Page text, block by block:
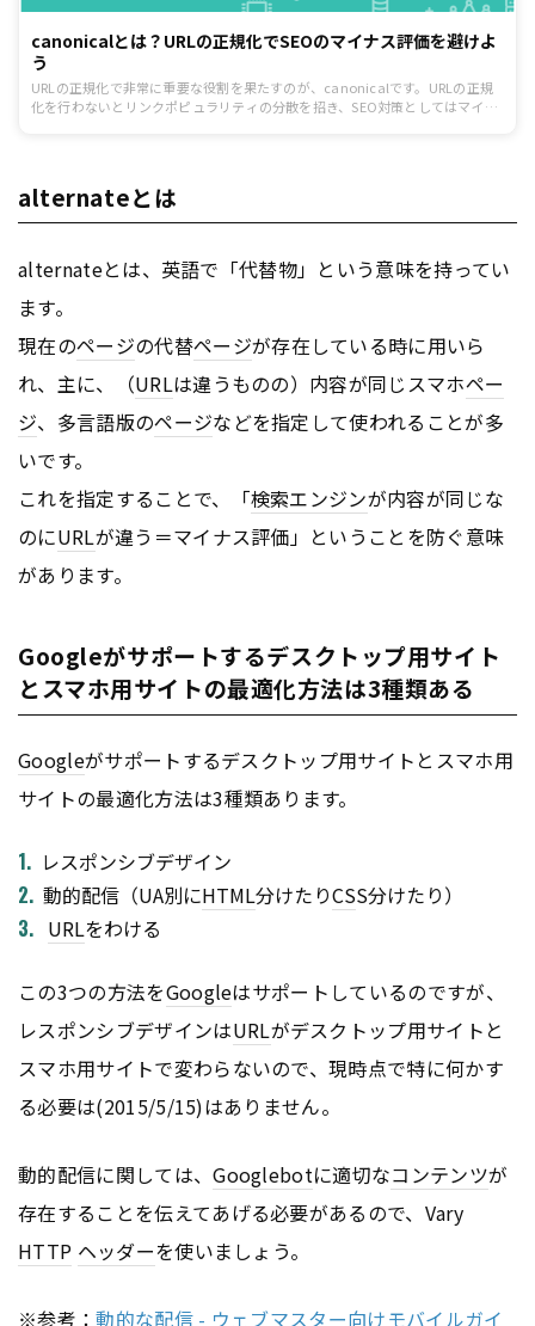
canonicalとは？URLの正規化でSEOのマイナス評価を避けよ
う
URLの正規化で非常に重要な役割を果たすのが、canonicalです。URLの正規
化を行わないとリンクポピュラリティの分散を招き、SEO対策としてはマイナ
alternateとは
alternateとは、英語で「代替物」という意味を持ってい
ます。
現在のページの代替ページが存在している時に用いら
れ、主に、（URLは違うものの）内容が同じスマホペー
ジ、多言語版のページなどを指定して使われることが多
いです。
これを指定することで、「検索エンジンが内容が同じな
のにURLが違う＝マイナス評価」ということを防ぐ意味
があります。
Googleがサポートするデスクトップ用サイト
とスマホ用サイトの最適化方法は3種類ある
Googleがサポートするデスクトップ用サイトとスマホ用
サイトの最適化方法は3種類あります。
レスポンシブデザイン
動的配信（UA別にHTML分けたりCSS分けたり）
URLをわける
この3つの方法をGoogleはサポートしているのですが、
レスポンシブデザインはURLがデスクトップ用サイトと
スマホ用サイトで変わらないので、現時点で特に何かす
る必要は(2015/5/15)はありません。
動的配信に関しては、Googlebotに適切なコンテンツが
存在することを伝えてあげる必要があるので、Vary
HTTP ヘッダーを使いましょう。
※参考：動的な配信 - ウェブマスター向けモバイルガイ